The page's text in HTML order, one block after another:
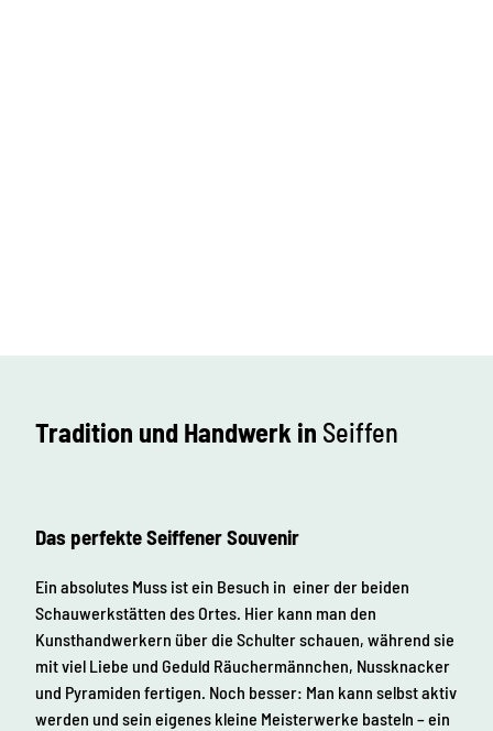
Tradition und Handwerk in Seiffen
Das perfekte Seiffener Souvenir
Ein absolutes Muss ist ein Besuch in einer der beiden
Schauwerkstätten des Ortes. Hier kann man den
Kunsthandwerkern über die Schulter schauen, während sie
mit viel Liebe und Geduld Räuchermännchen, Nussknacker
und Pyramiden fertigen. Noch besser: Man kann selbst aktiv
werden und sein eigenes kleine Meisterwerke basteln – ein